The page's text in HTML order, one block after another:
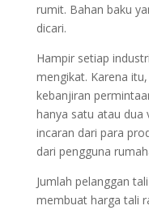
rumit. Bahan baku
dicari.
Hampir setiap
mengikat. Karena
kebanjiran
hanya satu atau dua
incaran dari para
dari pengguna
Jumlah pelanggan
membuat harga tali